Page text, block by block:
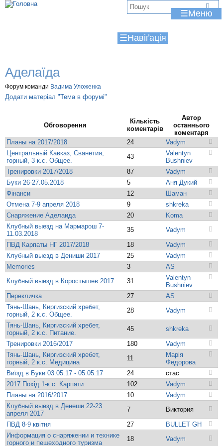
Jump to navigation
☰
☰
Аделаїда
Форум команди Вадима Уложенка
Додати матеріал "Тема в форумі"
Обговорення
Кількість
коментарів
Автор
останнього
коментаря
Планы на 2017/2018
24
Vadym
Центральный Кавказ, Сванетия,
горный, 3 к.с. Общее.
43
Valentyn
Bushniev
Тренировки 2017/2018
87
Vadym
Буки 26-27.05.2018
5
Аня Дукий
Фінанси
12
Шаман
Отмена 7-9 апреля 2018
9
shkreka
Снаряжение Аделаида
20
Koma
Клубный выезд на Мармарош 7-
11.03.2018
35
Vadym
ПВД Карпаты НГ 2017/2018
18
Vadym
Клубный выезд в Дениши 2017
25
Vadym
Memories
3
AS
Клубный выезд в Коростышев 2017
31
Valentyn
Bushniev
Перекличка
27
AS
Тянь-Шань, Киргизский хребет,
горный, 2 к.с. Общее.
28
Vadym
Тянь-Шань, Киргизский хребет,
горный, 2 к.с. Питание.
45
shkreka
Тренировки 2016/2017
180
Vadym
Тянь-Шань, Киргизский хребет,
горный, 2 к.с. Медицина
11
Марія
Федорова
Виїзд в Буки 03.05.17 - 05.05.17
24
стас
2017 Похід 1-к.с. Карпати.
102
Vadym
Планы на 2016/2017
10
Vadym
Клубный выезд в Денеши 22-23
апреля 2017
7
Виктория
ПВД 8-9 квітня
27
BULLET GH
Информация о снаряжении и технике
горного и пешеходного туризма
18 Vadym